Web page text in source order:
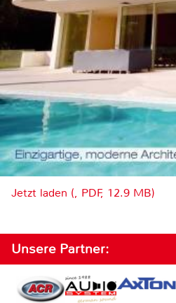
Jetzt laden (, PDF, 12.9 MB)
Unsere Partner: